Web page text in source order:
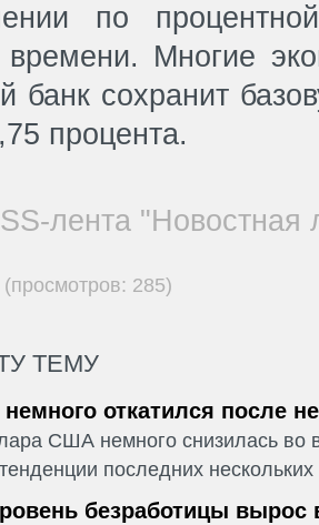
по
времени. Многие
банк сохранит
процента.
лента "Новостная
285)
ТЕМУ
откатился после
США немного снизилась во
последних
безработицы вырос